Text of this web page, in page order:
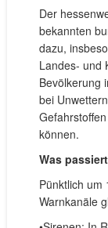
Der
bekannten
dazu,
Landes- und
Bevölkerung
bei
können.
Was
Pünktlich um
Warnkanäle